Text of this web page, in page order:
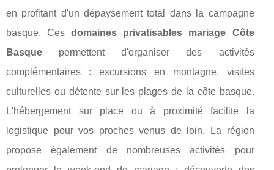
en profitant d'un dépaysement total dans la campagne
basque. Cesdomaines privatisables mariage Côte
Basque permettent d'organiser des activités
complémentaires : excursions en montagne, visites
culturelles ou détente sur les plages de la côte basque.
L'hébergement sur place ou à proximité facilite la
logistique pour vos proches venus de loin. La région
propose également de nombreuses activités pour